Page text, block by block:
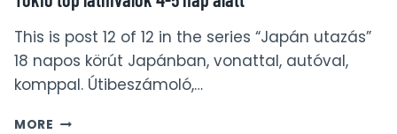
This is post 12 of 12 in the series “Japán utazás”
18 napos körút Japánban, vonattal, autóval,
komppal. Útibeszámoló,…
MORE TOKIÓ